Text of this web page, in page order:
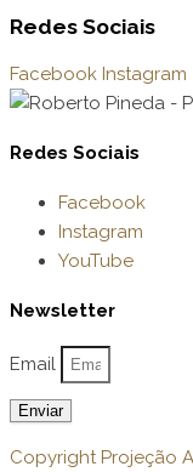
Redes Sociais
Facebook Instagram
Redes Sociais
Facebook
Instagram
YouTube
Newsletter
Email
Enviar
Copyright Projeção